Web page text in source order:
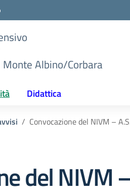
Albino/Corbara
Didattica
Convocazione del NIVM –
del NIVM